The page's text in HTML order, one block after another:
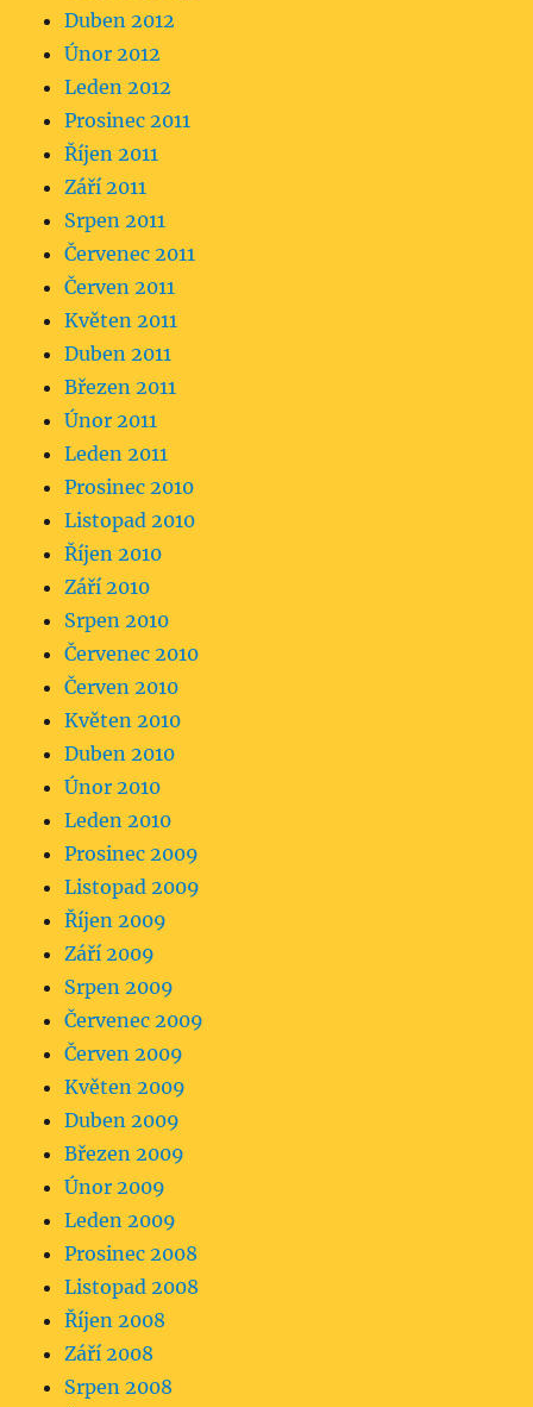
Duben 2012
Únor 2012
Leden 2012
Prosinec 2011
Říjen 2011
Září 2011
Srpen 2011
Červenec 2011
Červen 2011
Květen 2011
Duben 2011
Březen 2011
Únor 2011
Leden 2011
Prosinec 2010
Listopad 2010
Říjen 2010
Září 2010
Srpen 2010
Červenec 2010
Červen 2010
Květen 2010
Duben 2010
Únor 2010
Leden 2010
Prosinec 2009
Listopad 2009
Říjen 2009
Září 2009
Srpen 2009
Červenec 2009
Červen 2009
Květen 2009
Duben 2009
Březen 2009
Únor 2009
Leden 2009
Prosinec 2008
Listopad 2008
Říjen 2008
Září 2008
Srpen 2008